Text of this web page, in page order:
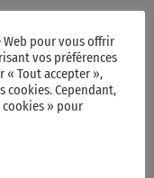
pour vous offrir
vos préférences
« Tout accepter »,
cookies. Cependant,
cookies » pour